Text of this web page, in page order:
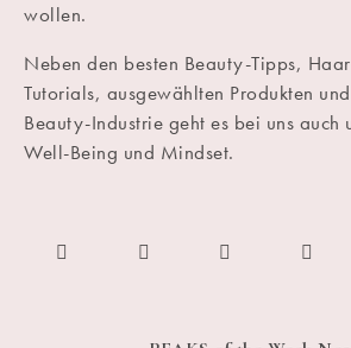
wollen.
Neben den besten Beauty-Tipps,
Tutorials, ausgewählten Produkten
Beauty-Industrie geht es bei uns auch
Well-Being und Mindset.